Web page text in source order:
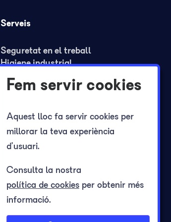
Serveis
Seguretat en el treball
Higiene industrial
Ergonomia i psicosociologia
Medicina del treball
Plans de seguretat i REA
Plans d'autoprotecció
Registre jornada laboral
Fem servir cookies
Aquest lloc fa servir cookies per
millorar la teva experiència
d’usuari.
Consulta la nostra
política de cookiesper obtenir més
informació.